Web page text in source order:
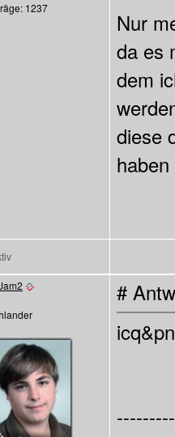
1237
Nur
da es
dem
diese
#